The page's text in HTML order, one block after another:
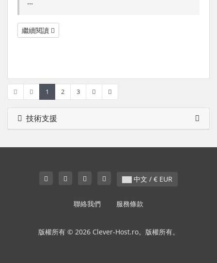
繼續閱讀
1 2 3
技術支援
中文 / € EUR
聯絡我們 服務條款
版權所有 © 2026 Clever-Host.ro。版權所有。